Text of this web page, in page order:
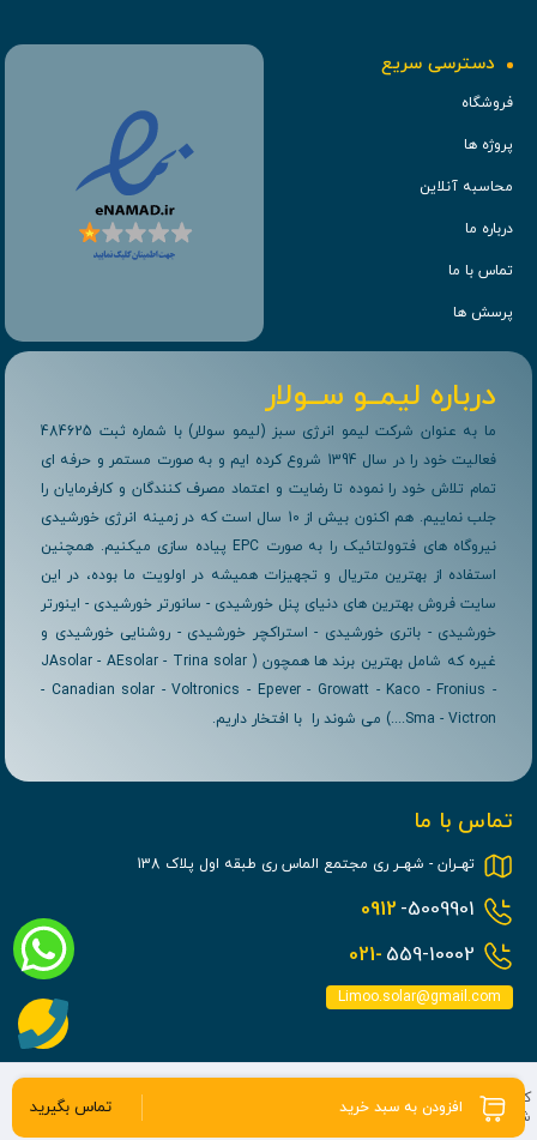
افزودن به سبد خرید تماس بگیرید
دسترسی سریع
فروشگاه
پروژه ها
محاسبه آنلاین
درباره ما
تماس با ما
پرسش ها
درباره لیمــو ســولار
ما به عنوان شرکت لیمو انرژی سبز (لیمو سولار) با شماره ثبت 484625
فعالیت خود را در سال 1394 شروع کرده ایم و به صورت مستمر و حرفه ای
تمام تلاش خود را نموده تا رضایت و اعتماد مصرف کنندگان و کارفرمایان را
جلب نماییم. هم اکنون بیش از 10 سال است که در زمینه انرژی خورشیدی
نیروگاه های فتوولتائیک را به صورت EPC پیاده سازی میکنیم. همچنین
استفاده از بهترین متریال و تجهیزات همیشه در اولویت ما بوده، در این
سایت فروش بهترین های دنیای پنل خورشیدی - سانورتر خورشیدی - اینورتر
خورشیدی - باتری خورشیدی - استراکچر خورشیدی - روشنایی خورشیدی و
غیره که شامل بهترین برند ها همچون ( JAsolar - AEsolar - Trina solar
- Canadian solar - Voltronics - Epever - Growatt - Kaco - Fronius -
Sma - Victron....) می شوند را با افتخار داریم.
تماس با ما
تهــران - شهــر ری مجتمع الماس ری طبقه اول پلاک 138
0912 -5009901
021- 559-10002
Limoo.solar@gmail.com
کلیه حقوق مادی و معنوی برای این سایت محفوظ می باشد و هرگونه کپی برداری
شامل پیگرد قانونی می باشد.